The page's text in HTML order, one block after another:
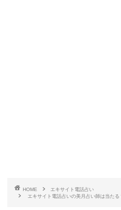
HOME
エキサイト電話占い
エキサイト電話占いの美月占い師は当たる